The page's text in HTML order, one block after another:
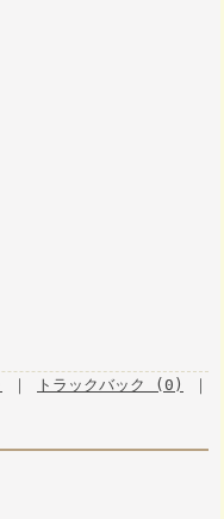
｜ トラックバック (0) ｜